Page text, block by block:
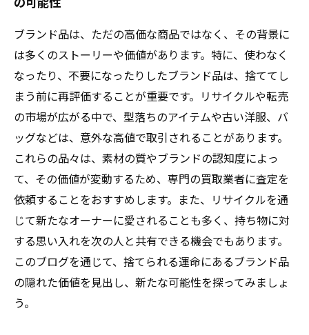
ブランド品は、ただの高価な商品ではなく、その背景に
は多くのストーリーや価値があります。特に、使わなく
なったり、不要になったりしたブランド品は、捨ててし
まう前に再評価することが重要です。リサイクルや転売
の市場が広がる中で、型落ちのアイテムや古い洋服、バ
ッグなどは、意外な高値で取引されることがあります。
これらの品々は、素材の質やブランドの認知度によっ
て、その価値が変動するため、専門の買取業者に査定を
依頼することをおすすめします。また、リサイクルを通
じて新たなオーナーに愛されることも多く、持ち物に対
する思い入れを次の人と共有できる機会でもあります。
このブログを通じて、捨てられる運命にあるブランド品
の隠れた価値を見出し、新たな可能性を探ってみましょ
う。